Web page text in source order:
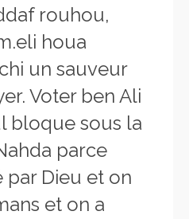
rouhou,
houa
un sauveur
Voter ben Ali
bloque sous la
parce
par Dieu et on
et on a